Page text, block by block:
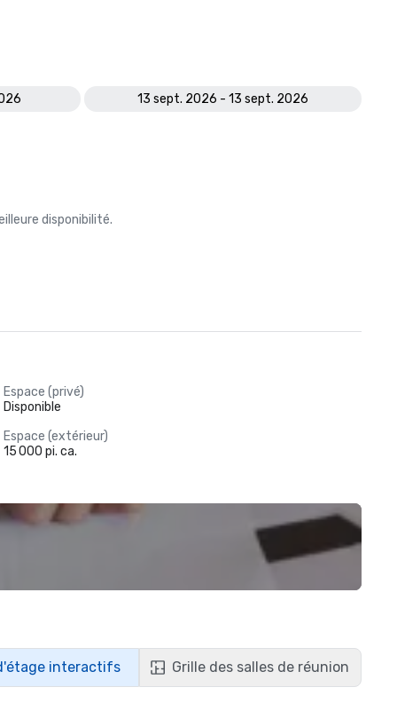
13 sept. 2026 - 13 sept. 2026
disponibilité.
Espace (privé)
Disponible
Espace (extérieur)
15 000 pi. ca.
interactifs Grille des salles de réunion